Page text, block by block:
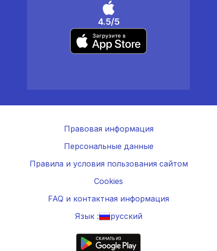
4.5/5
Правовая информация
Персональные данные
Правила и условия пользования сайтом
Cookies
FAQ и контактная информация
Язык :
русский